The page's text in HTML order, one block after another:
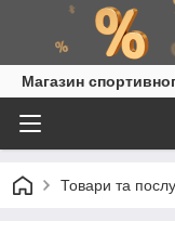
Магазин
Товари та